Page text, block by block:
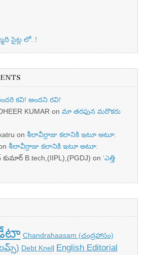
సైట్ల లో..!
అందరి కవి! అందని రవి!
KUMAR on మా తరఫున మరొకరు
on శీలావీర్రాజు కలానికి ఇటూ అటూ:
శీలావీర్రాజు కలానికి ఇటూ అటూ:
B.tech,(IIPL),(PGDJ) on ‘ఎత్తి
Chandrahaasam (చంద్రహాసం)
Debt Knell English Editorial